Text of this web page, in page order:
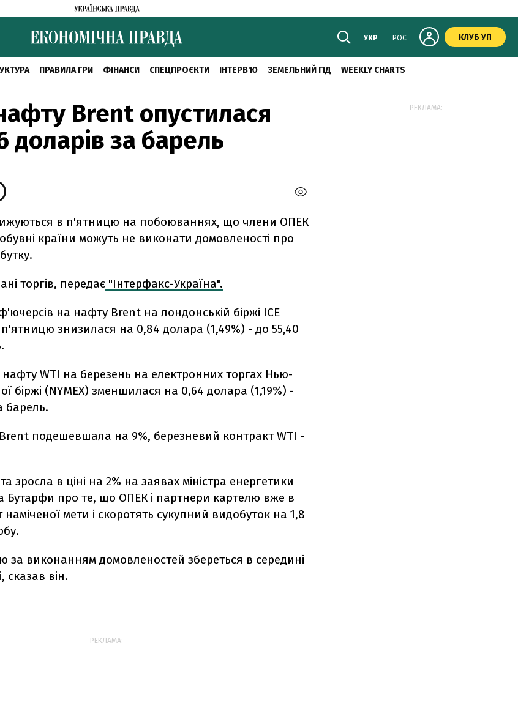
УКР РОС КЛУБ УП
ПРАВИЛА ГРИ ФІНАНСИ СПЕЦПРОЄКТИ ІНТЕРВ'Ю ЗЕМЕЛЬНИЙ ГІД WEEKLY CHARTS
Brent опустилася
доларів за барель
в п'ятницю на побоюваннях, що члени ОПЕК
країни можуть не виконати домовленості про
торгів, передає "Інтерфакс-Україна".
на нафту Brent на лондонській біржі ICE
п'ятницю знизилася на 0,84 долара (1,49%) - до 55,40
WTI на березень на електронних торгах Нью-
біржі (NYMEX) зменшилася на 0,64 долара (1,19%) -
барель.
подешевшала на 9%, березневий контракт WTI -
зросла в ціні на 2% на заявах міністра енергетики
Бутарфи про те, що ОПЕК і партнери картелю вже в
мети і скоротять сукупний видобуток на 1,8
за виконанням домовленостей збереться в середині
сказав він.
РЕКЛАМА:
РЕКЛАМА: